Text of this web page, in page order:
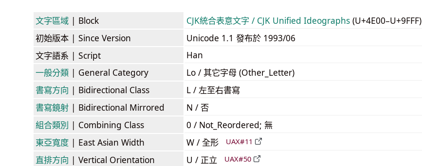
文字區域 | Block CJK統合表意文字 / CJK Unified Ideographs (U+4E00–U+9FFF)
初始版本 | Since Version
Unicode 1.1 發布於 1993/06
文字語系 | Script
Han
一般分類 | General Category
Lo / 其它字母 (Other_Letter)
書寫方向 | Bidirectional Class
L / 左至右書寫
書寫鏡射 | Bidirectional Mirrored
N / 否
組合類別 | Combining Class
0 / Not_Reordered; 無
東亞寬度 | East Asian Width W / 全形 UAX#11
直排方向 | Vertical Orientation U / 正立 UAX#50